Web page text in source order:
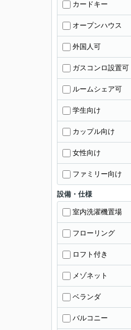
カードキー
オープンハウス
外国人可
ガスコンロ設置可
ルームシェア可
学生向け
カップル向け
女性向け
ファミリー向け
設備・仕様
室内洗濯機置場
フローリング
ロフト付き
メゾネット
ベランダ
バルコニー